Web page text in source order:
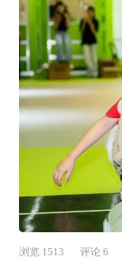
整车的诞生；
松收获新知识
情驰骋——每一
一代
浏览 1513 评论 6